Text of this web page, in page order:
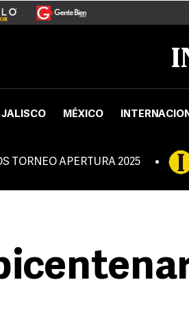
JALISCO MÉXICO
TORNEO APERTURA 2025